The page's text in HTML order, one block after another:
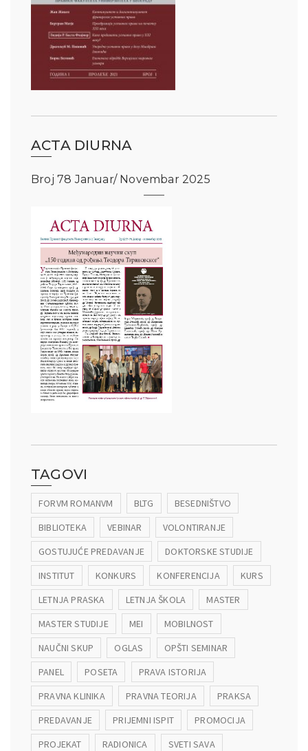
ACTA DIURNA
Broj 78 Januar/ Novembar 2025
TAGOVI
FORVM ROMANVM BLTG
BESEDNIŠTVO
BIBLIOTEKA
VEBINAR
VOLONTIRANJE
GOSTUJUĆE PREDAVANJE
DOKTORSKE STUDIJE
INSTITUT
KONKURS KONFERENCIJA
KURS
LETNJA PRASKA
LETNJA ŠKOLA
MASTER
MASTER STUDIJE
MEI
MOBILNOST
NAUČNI SKUP
OGLAS
OPŠTI SEMINAR
PANEL
POSETA
PRAVA ISTORIJA
PRAVNA KLINIKA
PRAVNA TEORIJA
PRAKSA
PREDAVANJE
PRIJEMNI ISPIT
PROMOCIJA
PROJEKAT
RADIONICA
SVETI SAVA